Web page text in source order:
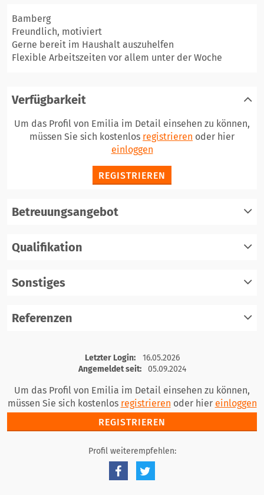
Bamberg
Freundlich, motiviert
Gerne bereit im Haushalt auszuhelfen
Flexible Arbeitszeiten vor allem unter der Woche
Verfügbarkeit
Um das Profil von Emilia im Detail einsehen zu können,
müssen Sie sich kostenlos registrieren oder hier
einloggen
REGISTRIEREN
Betreuungsangebot
Qualifikation
Sonstiges
Referenzen
registrieren
einloggen
Letzter Login:
16.05.2026
Angemeldet seit:
05.09.2024
Um das Profil von Emilia im Detail einsehen zu können,
müssen Sie sich kostenlos registrieren oder hier einloggen
REGISTRIEREN
Profil weiterempfehlen: